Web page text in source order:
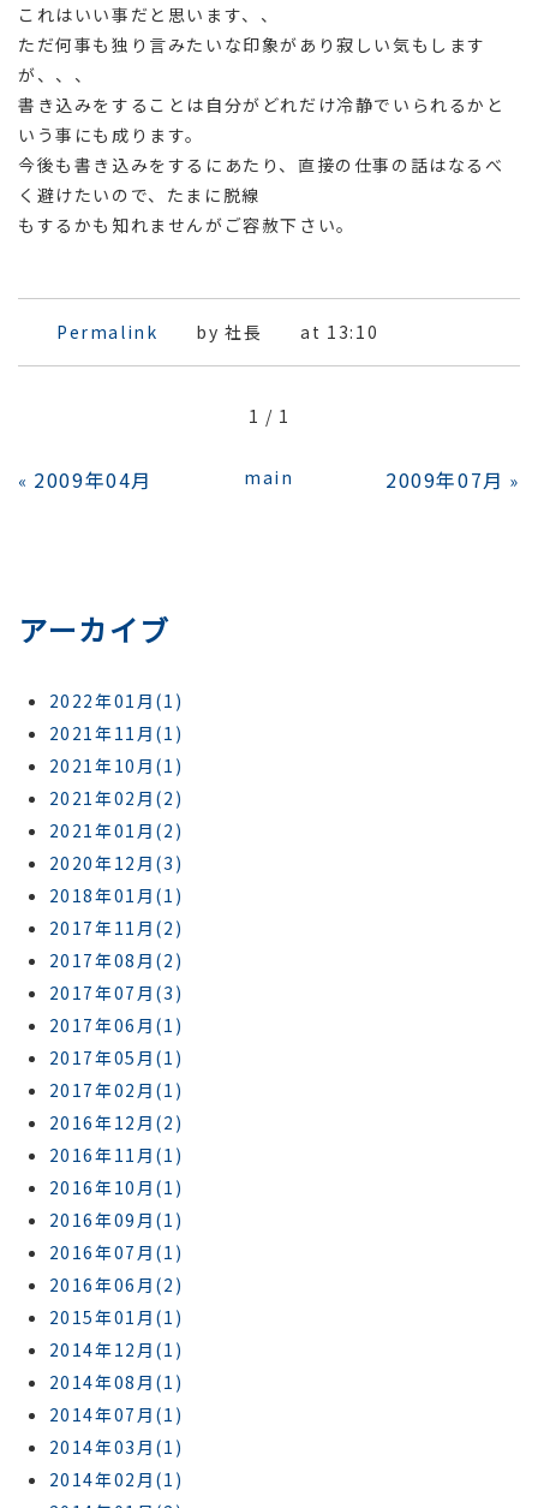
これはいい事だと思います、、
ただ何事も独り言みたいな印象があり寂しい気もします
が、、、
書き込みをすることは自分がどれだけ冷静でいられるかと
いう事にも成ります。
今後も書き込みをするにあたり、直接の仕事の話はなるべ
く避けたいので、たまに脱線
もするかも知れませんがご容赦下さい。
Permalink by 社長 at 13:10
1 / 1
« 2009年04月 main 2009年07月 »
アーカイブ
2022年01月(1)
2021年11月(1)
2021年10月(1)
2021年02月(2)
2021年01月(2)
2020年12月(3)
2018年01月(1)
2017年11月(2)
2017年08月(2)
2017年07月(3)
2017年06月(1)
2017年05月(1)
2017年02月(1)
2016年12月(2)
2016年11月(1)
2016年10月(1)
2016年09月(1)
2016年07月(1)
2016年06月(2)
2015年01月(1)
2014年12月(1)
2014年08月(1)
2014年07月(1)
2014年03月(1)
2014年02月(1)